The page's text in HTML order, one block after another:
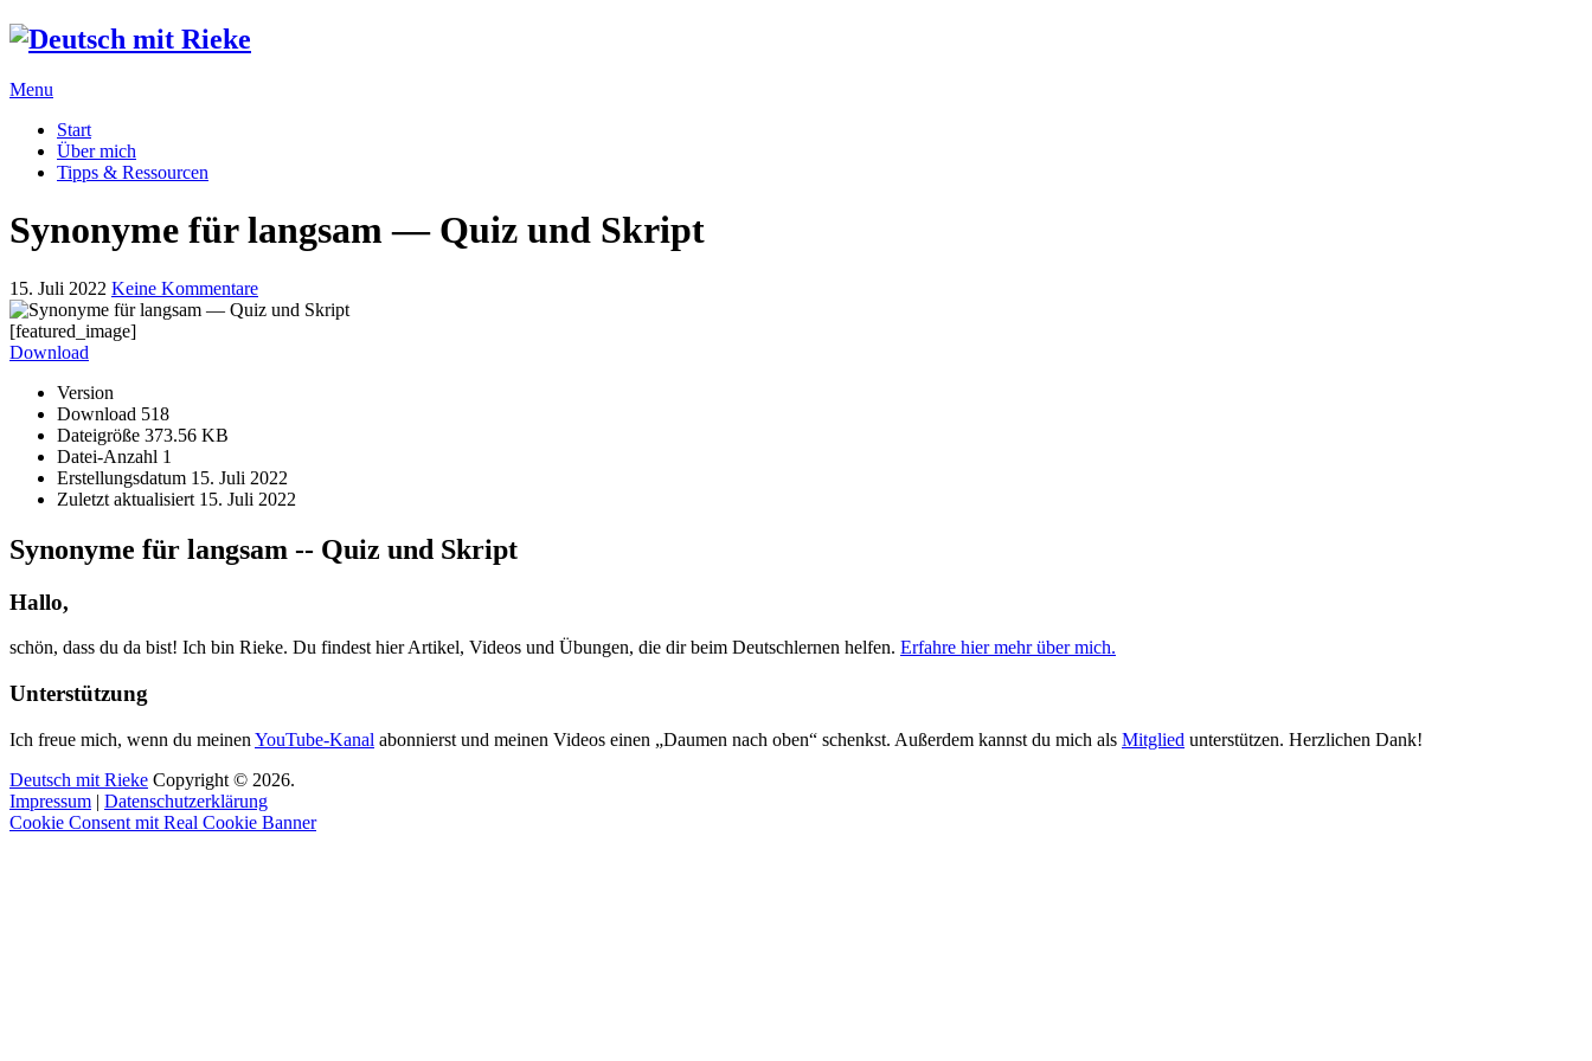
Menu
Start
Über mich
Tipps & Ressourcen
Synonyme für langsam — Quiz und Skript
15. Juli 2022 Keine Kommentare
[featured_image]
Download
Version
Download 518
Dateigröße 373.56 KB
Datei-Anzahl 1
Erstellungsdatum 15. Juli 2022
Zuletzt aktualisiert 15. Juli 2022
Synonyme für langsam -- Quiz und Skript
Hallo,
schön, dass du da bist! Ich bin Rieke. Du findest hier Artikel, Videos und Übungen, die dir beim Deutschlernen helfen. Erfahre hier mehr über mich.
Unterstützung
Ich freue mich, wenn du meinen YouTube-Kanal abonnierst und meinen Videos einen „Daumen nach oben“ schenkst. Außerdem kannst du mich als Mitglied unterstützen. Herzlichen Dank!
Deutsch mit Rieke Copyright © 2026.
Impressum | Datenschutzerklärung
Cookie Consent mit Real Cookie Banner